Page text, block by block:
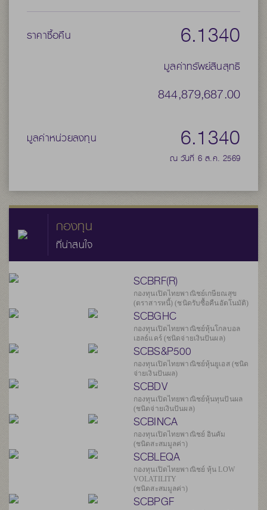
ราคาซื้อคืน 6.1340
มูลค่าทรัพย์สินสุทธิ
844,879,687.00
มูลค่าหน่วยลงทุน 6.1340
ณ วันที่ 6 ส.ค. 2569
กองทุน
ที่น่าสนใจ
SCBRF(R)
กองทุนเปิดไทยพาณิชย์เกษียณสุข
(ตราสารหนี้) (ชนิดรับซื้อคืนอัตโนมัติ)
SCBGHC
กองทุนเปิดไทยพาณิชย์หุ้นโกลบอล
เฮลธ์แคร์ (ชนิดจ่ายเงินปันผล)
SCBS&P500
กองทุนเปิดไทยพาณิชย์หุ้นยูเอส (ชนิด
จ่ายเงินปันผล)
SCBDV
กองทุนเปิดไทยพาณิชย์หุ้นทุนปันผล
(ชนิดจ่ายเงินปันผล)
SCBINCA
กองทุนเปิดไทยพาณิชย์ อินคัม
(ชนิดสะสมมูลค่า)
SCBLEQA
กองทุนเปิดไทยพาณิชย์ หุ้น LOW
VOLATILITY
(ชนิดสะสมมูลค่า)
SCBPGF